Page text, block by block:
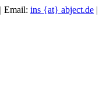
| Email: ins {at} abject.de